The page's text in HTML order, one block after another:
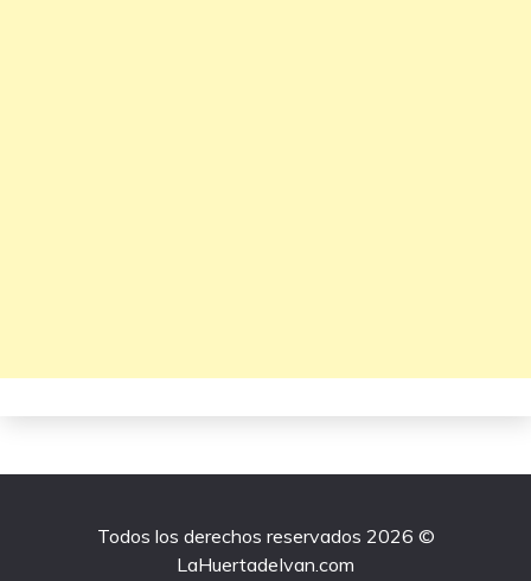
Todos los derechos reservados 2026 ©
LaHuertadeIvan.com